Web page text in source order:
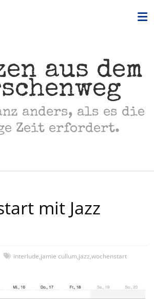
aus dem
anders, als es die
Zeit erfordert.
mit Jazz
interlude,jamie cullum,jazz,wochenstart